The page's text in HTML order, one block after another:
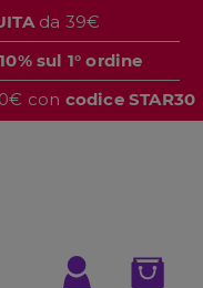
da 39€
sul 1° ordine
con codice STAR30
CHIUDI